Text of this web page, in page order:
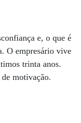
e, o que é
O empresário vive
trinta anos.
motivação.